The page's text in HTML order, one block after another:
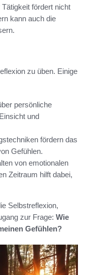
fördert nicht
kann auch die
zu üben. Einige
persönliche
und
fördern das
Gefühlen.
von emotionalen
Zeitraum hilft dabei,
Selbstreflexion,
zur Frage: Wie
Gefühlen?